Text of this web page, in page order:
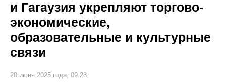
и Гагаузия укрепляют торгово-
экономические,
образовательные и культурные
связи
20 июня 2025 года, 09:28